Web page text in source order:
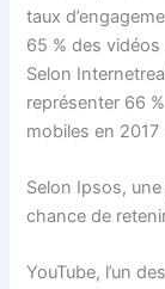
taux
65 % des
Selon
représenter 66
mobiles en 2017
Selon Ipsos,
chance de
YouTube, l’un